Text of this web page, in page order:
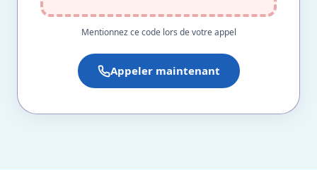
Mentionnez ce code lors de votre appel
Appeler maintenant